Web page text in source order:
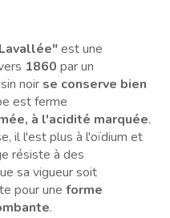
est une
1860 par un
noir se conserve bien
est ferme
à l'acidité marquée.
il l'est plus à l'oïdium et
résiste à des
sa vigueur soit
pour une forme
.